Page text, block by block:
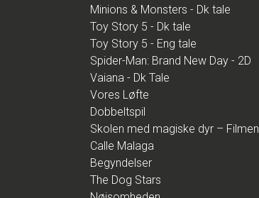
Minions & Monsters - Dk tale
Toy Story 5 - Dk tale
Toy Story 5 - Eng tale
Spider-Man: Brand New Day - 2D
Vaiana - Dk Tale
Vores Løfte
Dobbeltspil
Skolen med magiske dyr – Filmen
Calle Malaga
Begyndelser
The Dog Stars